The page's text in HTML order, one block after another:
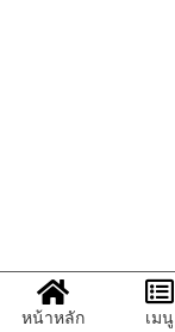
หน้าหลัก เมนู